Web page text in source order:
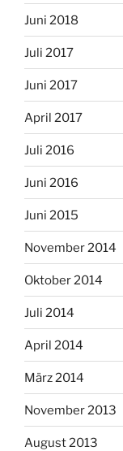
Juni 2018
Juli 2017
Juni 2017
April 2017
Juli 2016
Juni 2016
Juni 2015
November 2014
Oktober 2014
Juli 2014
April 2014
März 2014
November 2013
August 2013